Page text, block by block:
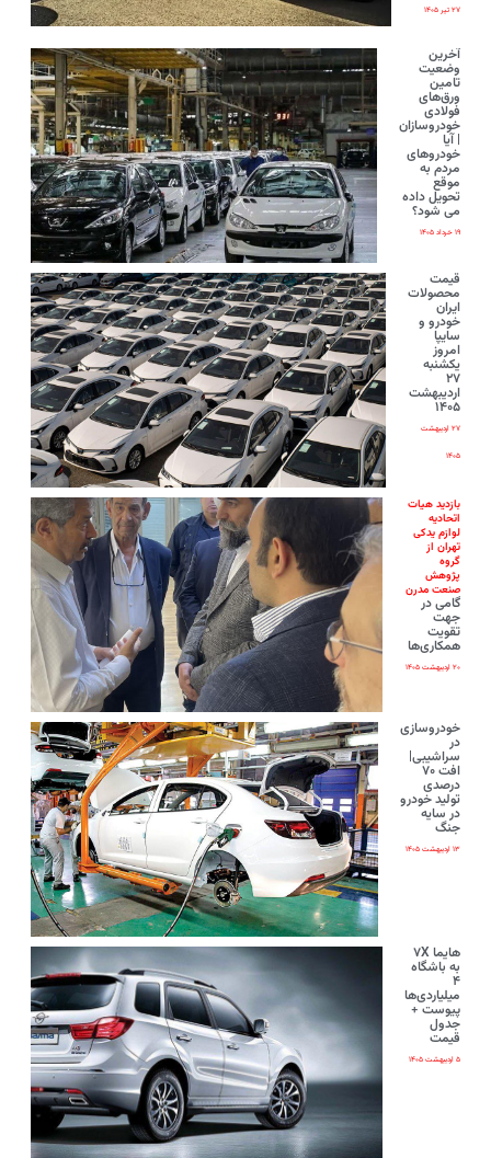
۲۷ تیر ۱۴۰۵
آخرین
وضعیت
تامین
ورق‌های
فولادی
خودروسازان
| آیا
خودروهای
مردم به
موقع
تحویل داده
می شود؟
۱۹ خرداد ۱۴۰۵
قیمت
محصولات
ایران‌
خودرو و
سایپا
امروز
یکشنبه
۲۷
اردیبهشت
۱۴۰۵
۲۷ اردیبهشت
۱۴۰۵
بازدید هیات
اتحادیه
لوازم یدکی
تهران از
گروه
پژوهش
صنعت مدرن
گامی در
جهت
تقویت
همکاری‌ها
۲۰ اردیبهشت ۱۴۰۵
خودروسازی
در
سراشیبی|
افت ۷۰
درصدی
تولید خودرو
در سایه
جنگ
۱۳ اردیبهشت ۱۴۰۵
هایما ۷X
به باشگاه
۴
میلیاردی‌ها
پیوست +
جدول
قیمت
۵ اردیبهشت ۱۴۰۵